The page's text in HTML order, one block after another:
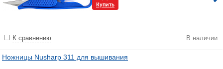
Купить
К сравнению В наличии
Ножницы Nusharp 311 для вышивания